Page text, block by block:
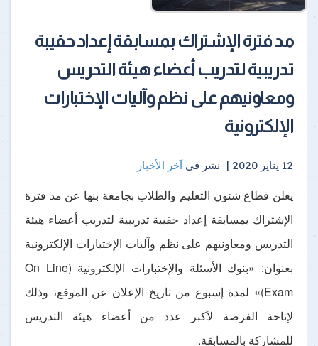
مد فترة الإشتراك بمسابقة إعداد حقيبة
تدريبية لتدريب أعضاء هيئة التدريس
ومعاونيهم على نظم وآليات الإختبارات
الإلكترونية
12 يناير 2020 | نشر فى آخر الأخبار
يعلن قطاع شئون التعليم والطلاب بجامعة بنها عن مد فترة
الإشتراك بمسابقة إعداد حقيبة تدريبية لتدريب أعضاء هيئة
التدريس ومعاونيهم على نظم وآليات الإختبارات الإلكترونية
بعنوان: «بنوك الأسئلة والإختبارات الإلكترونية (On Line
Exam)» لمدة إسبوع من تاريخ الإعلان عن الموقع، وذلك
لإتاحة الفرصة لأكبر عدد من أعضاء هيئة التدريس
للمشاركة بالمسابقة.